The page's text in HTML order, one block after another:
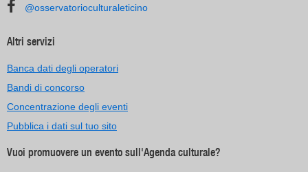
@osservatorioculturaleticino
Altri servizi
Banca dati degli operatori
Bandi di concorso
Concentrazione degli eventi
Pubblica i dati sul tuo sito
Vuoi promuovere un evento sull'Agenda culturale?